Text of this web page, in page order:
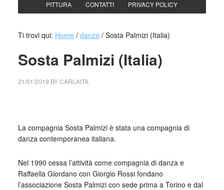
PITTURA CONTATTI PRIVACY POLICY
Ti trovi qui: Home / danza /Sosta Palmizi (Italia)
Sosta Palmizi (Italia)
21/01/2019 BYCARLAITA
La compagnia Sosta Palmizi è stata una compagnia di
danza contemporanea italiana.
Nel 1990 cessa l’attività come compagnia di danza e
Raffaella Giordano con Giorgio Rossi fondano
l’associazione Sosta Palmizi con sede prima a Torino e dal